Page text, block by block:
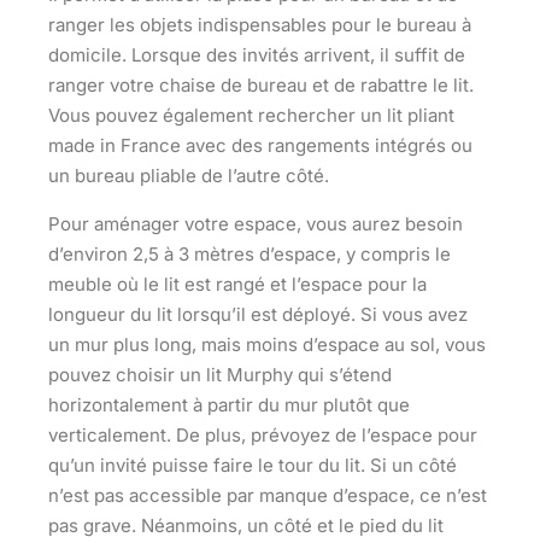
ranger les objets indispensables pour le bureau à
domicile. Lorsque des invités arrivent, il suffit de
ranger votre chaise de bureau et de rabattre le lit.
Vous pouvez également rechercher un lit pliant
made in France avec des rangements intégrés ou
un bureau pliable de l’autre côté.
Pour aménager votre espace, vous aurez besoin
d’environ 2,5 à 3 mètres d’espace, y compris le
meuble où le lit est rangé et l’espace pour la
longueur du lit lorsqu’il est déployé. Si vous avez
un mur plus long, mais moins d’espace au sol, vous
pouvez choisir un lit Murphy qui s’étend
horizontalement à partir du mur plutôt que
verticalement. De plus, prévoyez de l’espace pour
qu’un invité puisse faire le tour du lit. Si un côté
n’est pas accessible par manque d’espace, ce n’est
pas grave. Néanmoins, un côté et le pied du lit